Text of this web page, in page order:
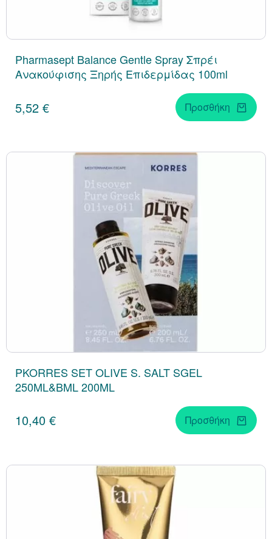
Pharmasept Balance Gentle Spray Σπρέι
Ανακούφισης Ξηρής Επιδερμίδας 100ml
5,52 € Προσθήκη
PKORRES SET OLIVE S. SALT SGEL
250ML&BML 200ML
10,40 € Προσθήκη